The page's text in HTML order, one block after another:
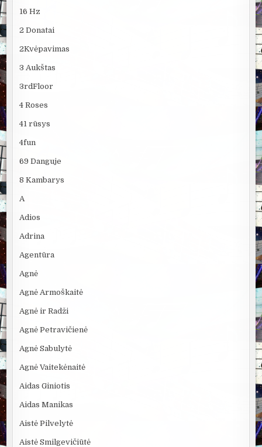
16 Hz
2 Donatai
2Kvėpavimas
3 Aukštas
3rdFloor
4 Roses
41 rūsys
4fun
69 Danguje
8 Kambarys
A
Adios
Adrina
Agentūra
Agnė
Agnė Armoškaitė
Agnė ir Radži
Agnė Petravičienė
Agnė Sabulytė
Agnė Vaitekėnaitė
Aidas Giniotis
Aidas Manikas
Aistė Pilvelytė
Aistė Smilgevičiūtė